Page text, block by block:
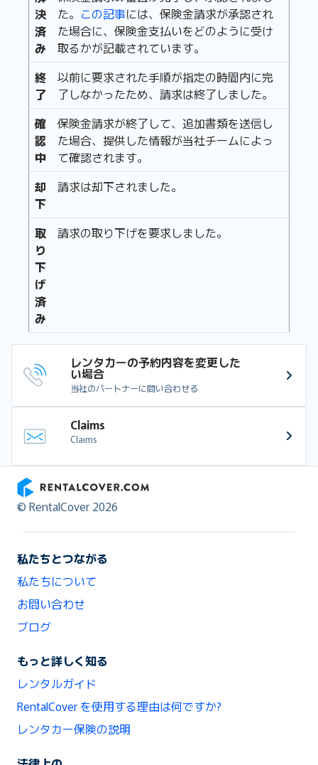
決
済
み
た。 この記事には、保険金請求が承認され
た場合に、保険金支払いをどのように受け
取るかが記載されています。
終
了
以前に要求された手順が指定の時間内に完
了しなかったため、請求は終了しました。
確
認
中
保険金請求が終了して、追加書類を送信し
た場合、提供した情報が当社チームによっ
て確認されます。
却
下
請求は却下されました。
取
り
下
げ
済
み
請求の取り下げを要求しました。
レンタカーの予約内容を変更した
い場合
当社のパートナーに問い合わせる
Claims
Claims
RentalCover
© RentalCover 2026
私たちとつながる
私たちについて
お問い合わせ
ブログ
もっと詳しく知る
レンタルガイド
RentalCover を使用する理由は何ですか?
レンタカー保険の説明